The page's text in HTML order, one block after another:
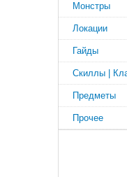
Монстры
Локации
Гайды
Скиллы |
Предметы
Прочее